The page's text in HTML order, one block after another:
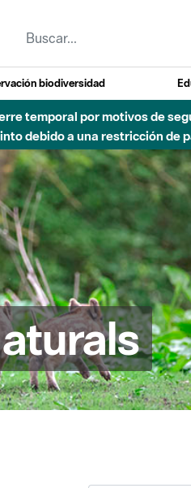
biodiversidad
temporal por motivos de
debido a una restricción de